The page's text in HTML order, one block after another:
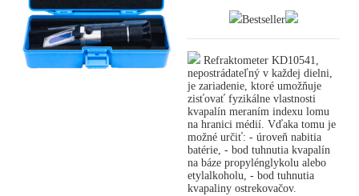
Bestseller
Refraktometer KD10541,
nepostrádateľný v každej dielni,
je zariadenie, ktoré umožňuje
zisťovať fyzikálne vlastnosti
kvapalín meraním indexu lomu
na hranici médií. Vďaka tomu je
možné určiť: - úroveň nabitia
batérie, - bod tuhnutia kvapalín
na báze propylénglykolu alebo
etylalkoholu, - bod tuhnutia
kvapaliny ostrekovačov.